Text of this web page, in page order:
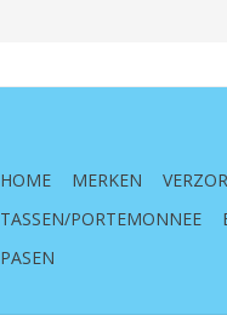
HOME MERKEN
TASSEN/PORTEMONNEE
PASEN